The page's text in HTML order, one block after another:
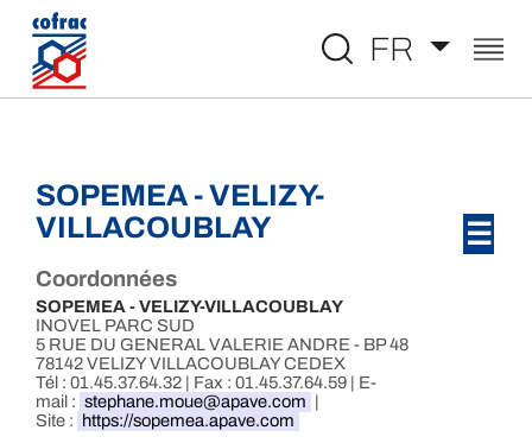
Aller au contenu
FR
SOPEMEA - VELIZY-
VILLACOUBLAY
☰
Coordonnées
SOPEMEA - VELIZY-VILLACOUBLAY
INOVEL PARC SUD
5 RUE DU GENERAL VALERIE ANDRE - BP 48
78142 VELIZY VILLACOUBLAY CEDEX
Tél : 01.45.37.64.32 | Fax : 01.45.37.64.59 | E-
mail : stephane.moue@apave.com |
Site : https://sopemea.apave.com